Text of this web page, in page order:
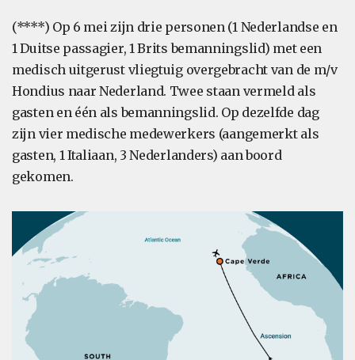
(****) Op 6 mei zijn drie personen (1 Nederlandse en
1 Duitse passagier, 1 Brits bemanningslid) met een
medisch uitgerust vliegtuig overgebracht van de m/v
Hondius naar Nederland. Twee staan vermeld als
gasten en één als bemanningslid. Op dezelfde dag
zijn vier medische medewerkers (aangemerkt als
gasten, 1 Italiaan, 3 Nederlanders) aan boord
gekomen.